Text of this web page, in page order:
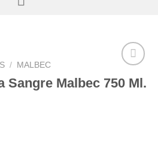
Añadir
a la
/ MALBEC
Sangre Malbec 750 Ml.